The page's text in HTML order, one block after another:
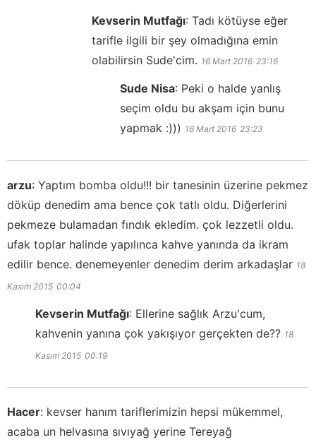
Kevserin Mutfağı: Tadı kötüyse eğer
tarifle ilgili bir şey olmadığına emin
olabilirsin Sude'cim. 16 Mart 2016 23:16
Sude Nisa: Peki o halde yanlış
seçim oldu bu akşam için bunu
yapmak :))) 16 Mart 2016 23:23
arzu: Yaptım bomba oldu!!! bir tanesinin üzerine pekmez
döküp denedim ama bence çok tatlı oldu. Diğerlerini
pekmeze bulamadan fındık ekledim. çok lezzetli oldu.
ufak toplar halinde yapılınca kahve yanında da ikram
edilir bence. denemeyenler denedim derim arkadaşlar 18
Kasım 2015 00:04
Kevserin Mutfağı: Ellerine sağlık Arzu'cum,
kahvenin yanına çok yakışıyor gerçekten de?? 18
Kasım 2015 00:19
Hacer: kevser hanım tariflerimizin hepsi mükemmel,
acaba un helvasına sıvıyağ yerine Tereyağ